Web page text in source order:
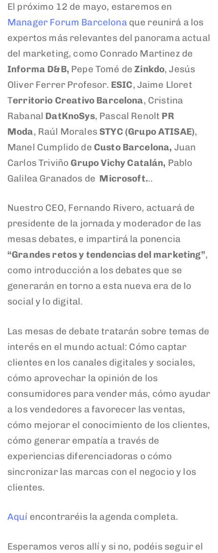
El próximo 12 de mayo, estaremos en
Manager Forum Barcelonaque reunirá a los
expertos más relevantes del panorama actual
del marketing, como Conrado Martinez de
Informa D&B, Pepe Tomé deZinkdo,Jesús
Oliver Ferrer Profesor. ESIC, Jaime Lloret
Territorio Creativo Barcelona, Cristina
Rabanal DatKnoSys, Pascal Renolt PR
Moda, Raúl MoralesSTYC (Grupo ATISAE),
Manel Cumplido de Custo Barcelona, Juan
Carlos Triviño Grupo Vichy Catalán, Pablo
Galilea Granados de Microsoft...
Nuestro CEO, Fernando Rivero, actuará de
presidente de la jornada y moderador de las
mesas debates, e impartirá la ponencia
“Grandes retos y tendencias del marketing”,
como introducción a los debates que se
generarán en torno a esta nueva era de lo
social y lo digital.
Las mesas de debate tratarán sobre temas de
interés en el mundo actual: Cómo captar
clientes en los canales digitales y sociales,
cómo aprovechar la opinión de los
consumidores para vender más, cómo ayudar
a los vendedores a favorecer las ventas,
cómo mejorar el conocimiento de los clientes,
cómo generar empatía a través de
experiencias diferenciadoras o cómo
sincronizar las marcas con el negocio y los
clientes.
Aquí encontraréis la agenda completa.
Esperamos veros allí y si no, podéis seguir el